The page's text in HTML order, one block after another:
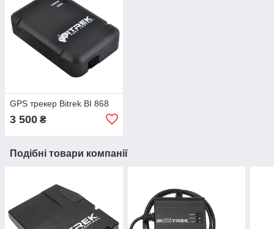
GPS трекер Bitrek BI 868
3 500 ₴
Подібні товари компанії